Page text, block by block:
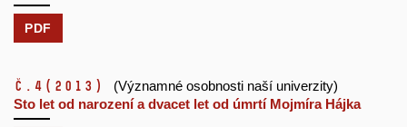
PDF
č.4 (2013)
(Významné osobnosti naší univerzity)
Sto let od narození a dvacet let od úmrtí Mojmíra Hájka